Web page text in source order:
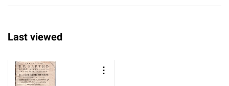
Last viewed